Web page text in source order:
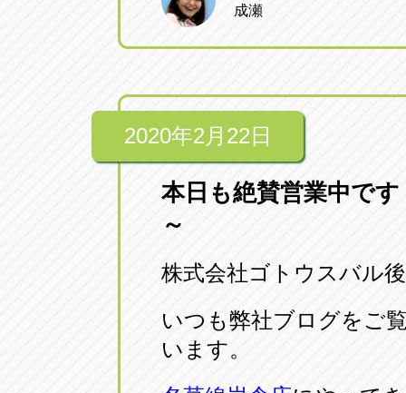
成瀬
2020年2月22日
本日も絶賛営業中で
～
株式会社ゴトウスバル
いつも弊社ブログをご
います。